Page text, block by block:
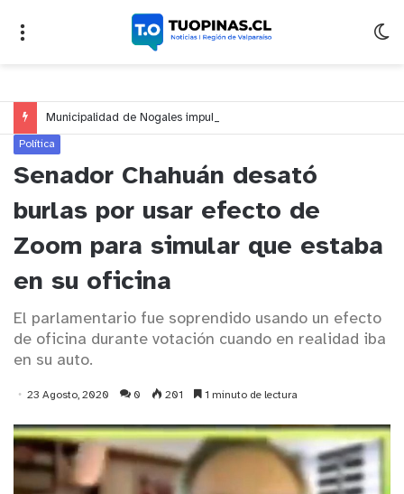
Política
Senador Chahuán desató
burlas por usar efecto de
Zoom para simular que estaba
en su oficina
El parlamentario fue soprendido usando un efecto
de oficina durante votación cuando en realidad iba
en su auto.
23 Agosto, 2020 0 201 1 minuto de lectura